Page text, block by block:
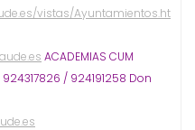
vistas/Ayuntamientos.ht
ACADEMIAS CUM
/ 924191258 Don